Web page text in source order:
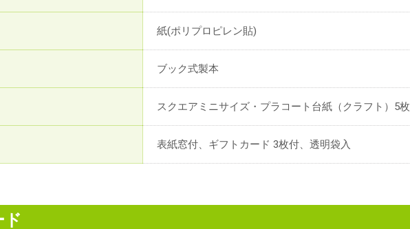
紙(ポリプロピレン貼)
ブック式製本
スクエアミニサイズ・プラコート台紙（クラフト）5枚
表紙窓付、ギフトカード 3枚付、透明袋入